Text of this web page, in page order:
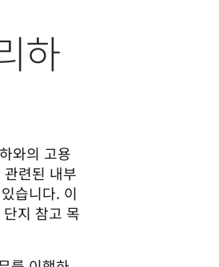
하
와의 고용
련된 내부
습니다. 이
지 참고 목